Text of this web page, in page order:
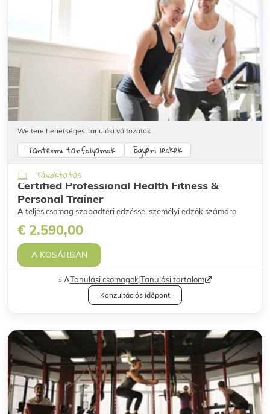
Weitere Lehetséges Tanulási változatok
Távoktatás
Tantermi tanfolyamok Egyéni leckék
Certified Professional Health Fitness &
Personal Trainer
A teljes csomag szabadtéri edzéssel személyi edzők számára
€ 2.590,00
A KOSÁRBAN
ATanulási csomagok|Tanulási tartalom
Konzultációs időpont